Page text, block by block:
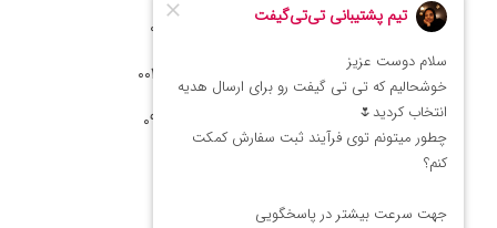
شماره تماس ایران: 02166066403
شماره تماس آمریکا: 0014088054942